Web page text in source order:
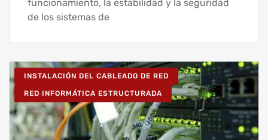
funcionamiento, la estabilidad y la seguridad
de los sistemas de
INSTALACIÓN DEL CABLEADO DE RED
RED INFORMÁTICA ESTRUCTURADA